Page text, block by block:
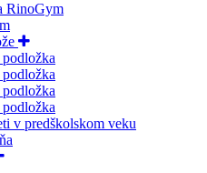
RinoGym
podložka
v predškolskom veku